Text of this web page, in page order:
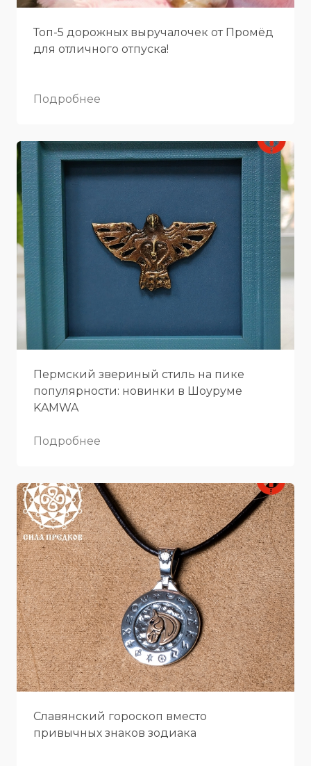
Топ-5 дорожных выручалочек от Промёд
для отличного отпуска!
Подробнее
Пермский звериный стиль на пике
популярности: новинки в Шоуруме
KAMWA
Подробнее
Славянский гороскоп вместо
привычных знаков зодиака